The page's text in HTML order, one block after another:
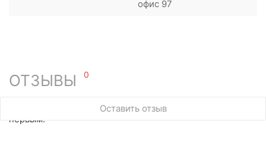
офис 97
ОТЗЫВЫ 0
Оставить отзыв
У этого товара нет ни одного отзыва. Вы можете стать
первым.